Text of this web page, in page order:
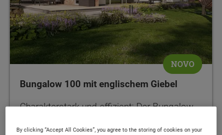
NOVO
Bungalow 100 mit englischem Giebel
Charakterstark und effizient: Der Bungalow
By clicking “Accept All Cookies”, you agree to the storing of cookies on your